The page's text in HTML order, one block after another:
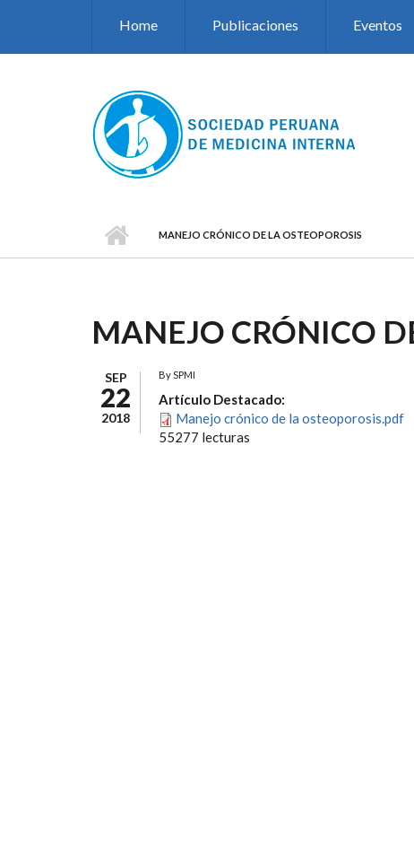
Home Publicaciones Eventos
MANEJO CRÓNICO DE LA OSTEOPOROSIS
MANEJO CRÓNICO
SEP
22
2018
BySPMI
Artículo Destacado:
Manejo crónico de la osteoporosis.pdf
55277 lecturas